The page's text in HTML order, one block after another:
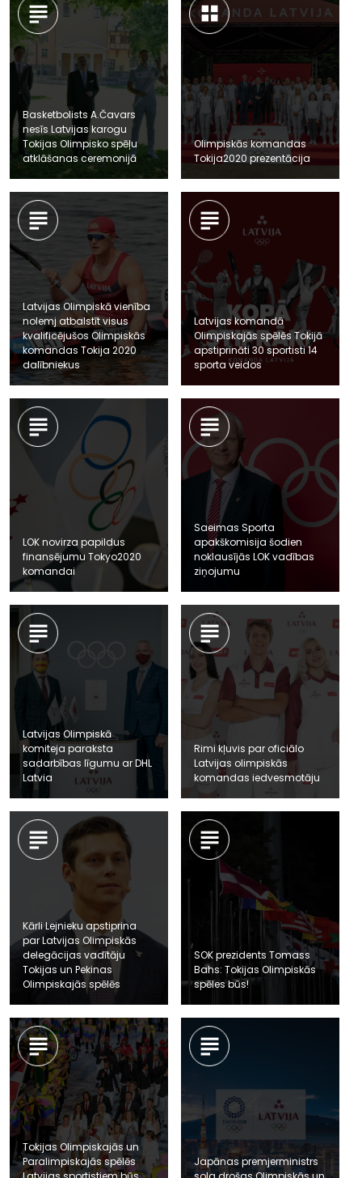
Basketbolists A.Čavars
nesīs Latvijas karogu
Tokijas Olimpisko spēļu
atklāšanas ceremonijā
Olimpiskās komandas
Tokija2020 prezentācija
Latvijas Olimpiskā vienība
nolemj atbalstīt visus
kvalificējušos Olimpiskās
komandas Tokija 2020
dalībniekus
Latvijas komandā
Olimpiskajās spēlēs Tokijā
apstiprināti 30 sportisti 14
sporta veidos
LOK novirza papildus
finansējumu Tokyo2020
komandai
Saeimas Sporta
apakškomisija šodien
noklausījās LOK vadības
ziņojumu
Latvijas Olimpiskā
komiteja paraksta
sadarbības līgumu ar DHL
Latvia
Rimi kļuvis par oficiālo
Latvijas olimpiskās
komandas iedvesmotāju
Kārli Lejnieku apstiprina
par Latvijas Olimpiskās
delegācijas vadītāju
Tokijas un Pekinas
Olimpiskajās spēlēs
SOK prezidents Tomass
Bahs: Tokijas Olimpiskās
spēles būs!
Tokijas Olimpiskajās un
Paralimpiskajās spēlēs
Japānas premjerministrs